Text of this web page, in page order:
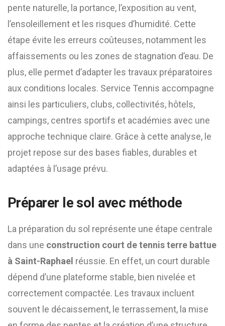
pente naturelle, la portance, l’exposition au vent,
l’ensoleillement et les risques d’humidité. Cette
étape évite les erreurs coûteuses, notamment les
affaissements ou les zones de stagnation d’eau. De
plus, elle permet d’adapter les travaux préparatoires
aux conditions locales. Service Tennis accompagne
ainsi les particuliers, clubs, collectivités, hôtels,
campings, centres sportifs et académies avec une
approche technique claire. Grâce à cette analyse, le
projet repose sur des bases fiables, durables et
adaptées à l’usage prévu.
Préparer le sol avec méthode
La préparation du sol représente une étape centrale
dans une construction court de tennis terre battue
à Saint-Raphael réussie. En effet, un court durable
dépend d’une plateforme stable, bien nivelée et
correctement compactée. Les travaux incluent
souvent le décaissement, le terrassement, la mise